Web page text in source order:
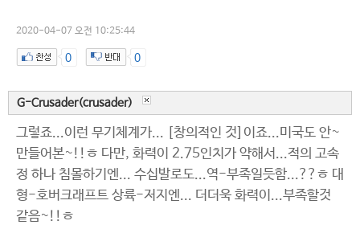
2020-04-07 오전 10:25:44
0 0
G-Crusader(crusader)
그렇죠...이런 무기체계가... [창의적인 것]이죠...미국도 안~
만들어본~!!ㅎ 다만, 화력이 2.75인치가 약해서...적의 고속
정 하나 침몰하기엔... 수십발로도...역-부족일듯함...??ㅎ 대
형-호버크래프트 상륙-저지엔... 더더욱 화력이...부족할것
같음~!!ㅎ